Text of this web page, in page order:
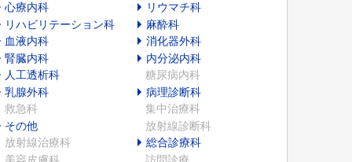
心療内科
リウマチ科
リハビリテーション科
麻酔科
血液内科
消化器外科
腎臓内科
内分泌内科
人工透析科
糖尿病内科
乳腺外科
病理診断科
救急科
集中治療科
その他
放射線診断科
放射線治療科
総合診療科
美容皮膚科
訪問診療